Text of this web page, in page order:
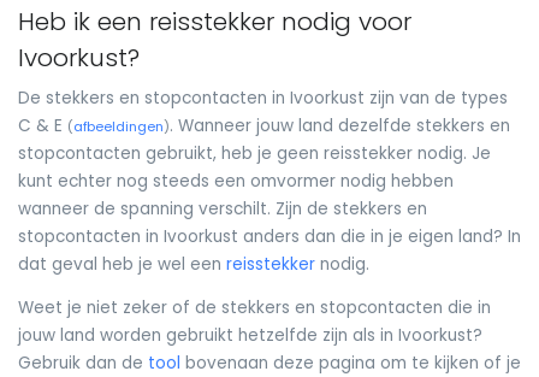
Heb ik een reisstekker nodig voor
Ivoorkust?
De stekkers en stopcontacten in Ivoorkust zijn van de types
C & E (afbeeldingen). Wanneer jouw land dezelfde stekkers en
stopcontacten gebruikt, heb je geen reisstekker nodig. Je
kunt echter nog steeds een omvormer nodig hebben
wanneer de spanning verschilt. Zijn de stekkers en
stopcontacten in Ivoorkust anders dan die in je eigen land? In
dat geval heb je wel een reisstekker nodig.
Weet je niet zeker of de stekkers en stopcontacten die in
jouw land worden gebruikt hetzelfde zijn als in Ivoorkust?
Gebruik dan de tool bovenaan deze pagina om te kijken of je